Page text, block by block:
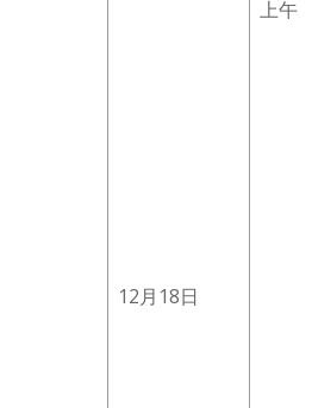
12月18日
上午